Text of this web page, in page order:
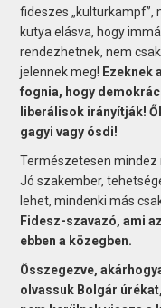
fideszes „kulturkampf”,
kutya elásva, hogy
rendezhetnek, nem
jelennek meg! Ezeknek
fognia, hogy
liberálisok irányítják!
gagyi vagy ósdi!
Természetesen mindez
Jó szakember,
lehet, mindenki más
Fidesz-szavazó, ami
ebben a közegben.
Összegezve,
olvassuk Bolgár